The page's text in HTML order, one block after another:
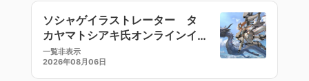
ソシャゲイラストレーター タ
カヤマトシアキ氏オンラインイ
ラストセミナー
一覧非表示
2026年08月06日